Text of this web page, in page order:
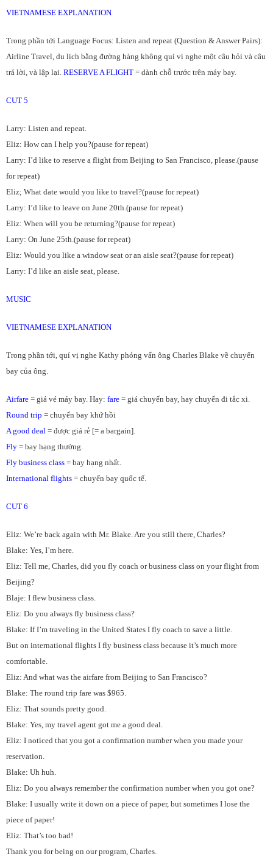
VIETNAMESE EXPLANATION
Trong phần tới Language Focus: Listen and repeat (Question & Answer Pairs):
Airline Travel, du lịch bằng đường hàng không quí vị nghe một câu hỏi và câu
trả lời, và lập lại. RESERVE A FLIGHT = dành chỗ trước trên máy bay.
CUT 5
Larry: Listen and repeat.
Eliz: How can I help you?(pause for repeat)
Larry: I’d like to reserve a flight from Beijing to San Francisco, please.(pause
for repeat)
Eliz; What date would you like to travel?(pause for repeat)
Larry: I’d like to leave on June 20th.(pause for repeat)
Eliz: When will you be returning?(pause for repeat)
Larry: On June 25th.(pause for repeat)
Eliz: Would you like a window seat or an aisle seat?(pause for repeat)
Larry: I’d like an aisle seat, please.
MUSIC
VIETNAMESE EXPLANATION
Trong phần tới, quí vị nghe Kathy phỏng vấn ông Charles Blake về chuyến
bay của ông.
Airfare = giá vé máy bay. Hay: fare = giá chuyến bay, hay chuyến đi tắc xi.
Round trip = chuyến bay khứ hồi
A good deal = được giá rẻ [= a bargain].
Fly = bay hạng thường.
Fly business class = bay hạng nhất.
International flights = chuyến bay quốc tế.
CUT 6
Eliz: We’re back again with Mr. Blake. Are you still there, Charles?
Blake: Yes, I’m here.
Eliz: Tell me, Charles, did you fly coach or business class on your flight from
Beijing?
Blaje: I flew business class.
Eliz: Do you always fly business class?
Blake: If I’m traveling in the United States I fly coach to save a little.
But on international flights I fly business class because it’s much more
comfortable.
Eliz: And what was the airfare from Beijing to San Francisco?
Blake: The round trip fare was $965.
Eliz: That sounds pretty good.
Blake: Yes, my travel agent got me a good deal.
Eliz: I noticed that you got a confirmation number when you made your
reservation.
Blake: Uh huh.
Eliz: Do you always remember the confirmation number when you got one?
Blake: I usually write it down on a piece of paper, but sometimes I lose the
piece of paper!
Eliz: That’s too bad!
Thank you for being on our program, Charles.